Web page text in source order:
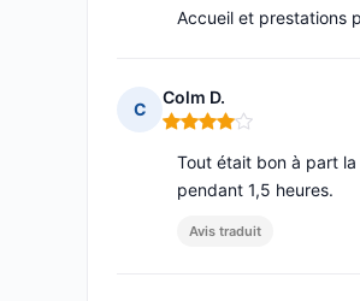
Accueil et prestations
C
Colm D.
Note : 4 sur 5
Tout était bon à part
pendant 1,5 heures.
Avis traduit